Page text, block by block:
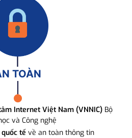
TOÀN
Internet Việt Nam (VNNIC) Bộ
và Công nghệ
tế về an toàn thông tin